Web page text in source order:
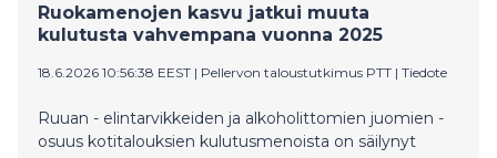
Ruokamenojen kasvu jatkui muuta
kulutusta vahvempana vuonna 2025
18.6.2026 10:56:38 EEST | Pellervon taloustutkimus PTT | Tiedote
Ruuan - elintarvikkeiden ja alkoholittomien juomien -
osuus kotitalouksien kulutusmenoista on säilynyt